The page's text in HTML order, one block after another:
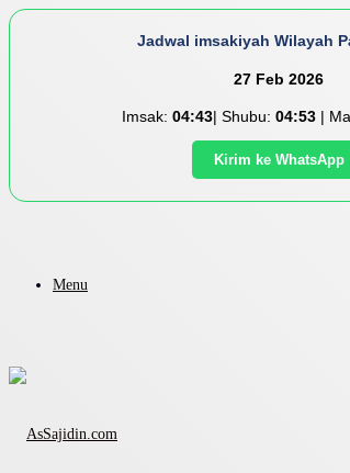
Jadwal imsakiyah Wilayah
27 Feb 2026
Imsak: 04:43| Shubu: 04:53 |
Kirim ke WhatsApp
Menu